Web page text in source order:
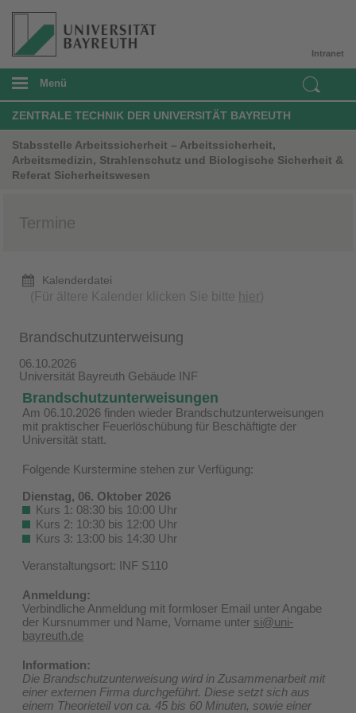
Intranet
Menü
ZENTRALE TECHNIK DER UNIVERSITÄT BAYREUTH
Stabsstelle Arbeitssicherheit – Arbeitssicherheit,
Arbeitsmedizin, Strahlenschutz und Biologische Sicherheit &
Referat Sicherheitswesen
Termine
Kalenderdatei
(Für ältere Kalender klicken Sie bitte hier)
Brandschutzunterweisung
06.10.2026
Universität Bayreuth Gebäude INF
Brandschutzunterweisungen
Am 06.10.2026 finden wieder Brandschutzunterweisungen
mit praktischer Feuerlöschübung für Beschäftigte der
Universität statt.
Folgende Kurstermine stehen zur Verfügung:
Dienstag, 06. Oktober 2026
Kurs 1: 08:30 bis 10:00 Uhr
Kurs 2: 10:30 bis 12:00 Uhr
Kurs 3: 13:00 bis 14:30 Uhr
Veranstaltungsort: INF S110
Anmeldung:
Verbindliche Anmeldung mit formloser Email unter Angabe
der Kursnummer und Name, Vorname unter si@uni-
bayreuth.de
Information:
Die Brandschutzunterweisung wird in Zusammenarbeit mit
einer externen Firma durchgeführt. Diese setzt sich aus
einem Theorieteil von ca. 45 bis 60 Minuten, sowie einer